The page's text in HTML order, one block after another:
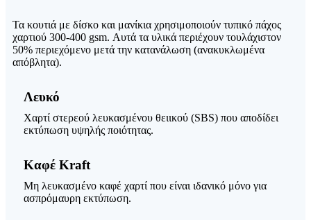
Τα κουτιά με δίσκο και μανίκια χρησιμοποιούν τυπικό πάχος
χαρτιού 300-400 gsm. Αυτά τα υλικά περιέχουν τουλάχιστον
50% περιεχόμενο μετά την κατανάλωση (ανακυκλωμένα
απόβλητα).
Λευκό
Χαρτί στερεού λευκασμένου θειικού (SBS) που αποδίδει
εκτύπωση υψηλής ποιότητας.
Καφέ Kraft
Μη λευκασμένο καφέ χαρτί που είναι ιδανικό μόνο για
ασπρόμαυρη εκτύπωση.